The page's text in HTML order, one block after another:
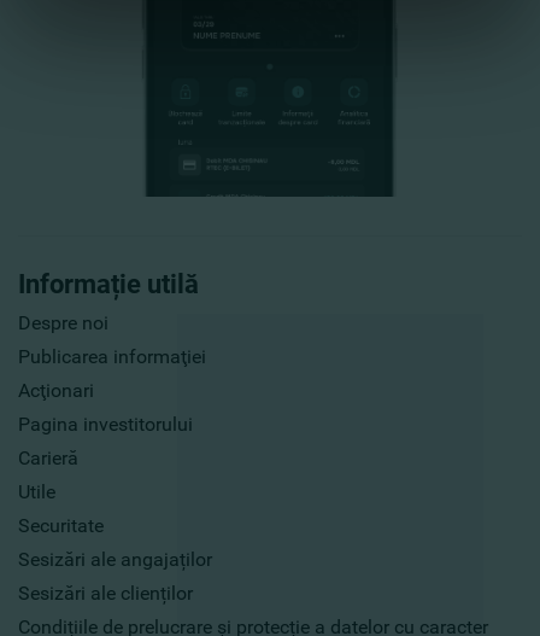
Informație utilă
Despre noi
Publicarea informaţiei
Acţionari
Pagina investitorului
Carieră
Utile
Securitate
Sesizări ale angajaților
Sesizări ale clienților
Condițiile de prelucrare și protecție a datelor cu caracter